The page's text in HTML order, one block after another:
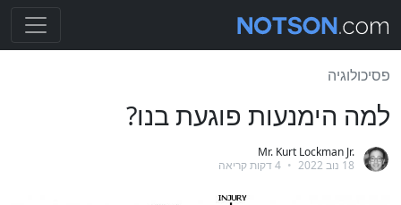
פסיכולוגיה
למה הימנעות פוגעת בנו?
Mr. Kurt Lockman Jr.
18 נוב 2022
•